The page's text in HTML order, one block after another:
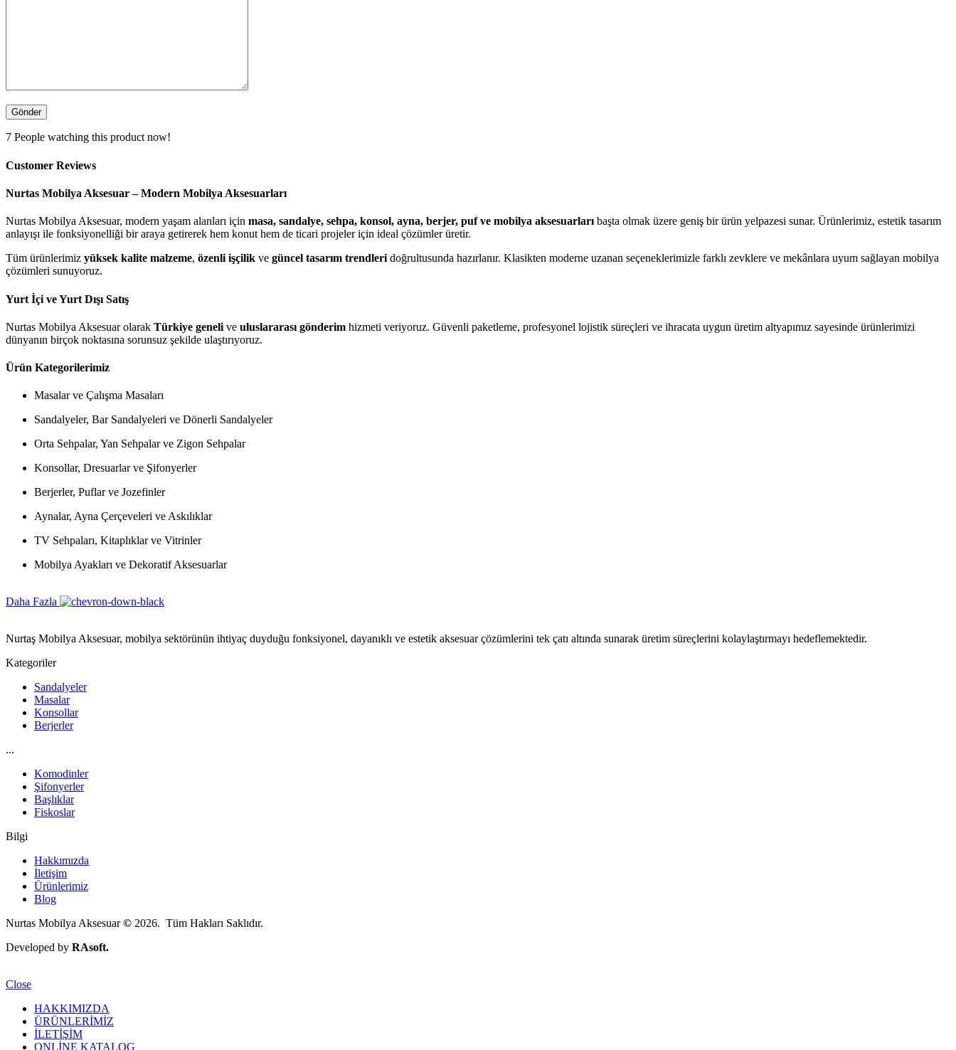
7 People watching this product now!
Customer Reviews
Nurtas Mobilya Aksesuar – Modern Mobilya Aksesuarları
Nurtas Mobilya Aksesuar, modern yaşam alanları için masa, sandalye, sehpa, konsol, ayna, berjer, puf ve mobilya aksesuarları başta olmak üzere geniş bir ürün yelpazesi sunar. Ürünlerimiz, estetik tasarım
anlayışı ile fonksiyonelliği bir araya getirerek hem konut hem de ticari projeler için ideal çözümler üretir.
Tüm ürünlerimiz yüksek kalite malzeme, özenli işçilik ve güncel tasarım trendleri doğrultusunda hazırlanır. Klasikten moderne uzanan seçeneklerimizle farklı zevklere ve mekânlara uyum sağlayan mobilya
çözümleri sunuyoruz.
Yurt İçi ve Yurt Dışı Satış
Nurtas Mobilya Aksesuar olarak Türkiye geneli ve uluslararası gönderim hizmeti veriyoruz. Güvenli paketleme, profesyonel lojistik süreçleri ve ihracata uygun üretim altyapımız sayesinde ürünlerimizi
dünyanın birçok noktasına sorunsuz şekilde ulaştırıyoruz.
Ürün Kategorilerimiz
Masalar ve Çalışma Masaları
Sandalyeler, Bar Sandalyeleri ve Dönerli Sandalyeler
Orta Sehpalar, Yan Sehpalar ve Zigon Sehpalar
Konsollar, Dresuarlar ve Şifonyerler
Berjerler, Puflar ve Jozefinler
Aynalar, Ayna Çerçeveleri ve Askılıklar
TV Sehpaları, Kitaplıklar ve Vitrinler
Mobilya Ayakları ve Dekoratif Aksesuarlar
Daha Fazla
Nurtaş Mobilya Aksesuar, mobilya sektörünün ihtiyaç duyduğu fonksiyonel, dayanıklı ve estetik aksesuar çözümlerini tek çatı altında sunarak üretim süreçlerini kolaylaştırmayı hedeflemektedir.
Kategoriler
Sandalyeler
Masalar
Konsollar
Berjerler
...
Komodinler
Şifonyerler
Başlıklar
Fiskoslar
Bilgi
Hakkımızda
İletişim
Ürünlerimiz
Blog
Nurtas Mobilya Aksesuar© 2026. Tüm Hakları Saklıdır.
Developed by RAsoft.
Close
HAKKIMIZDA
ÜRÜNLERİMİZ
İLETİŞİM
ONLİNE KATALOG